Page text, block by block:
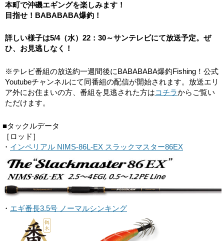
本町で沖磯エギングを楽しみます！
目指せ！BABABABA爆釣！
詳しい様子は5/4（水）22：30～サンテレビにて放送予定。ぜ
ひ、お見逃しなく！
※テレビ番組の放送約一週間後にBABABABA爆釣Fishing！公式
Youtubeチャンネルにて同番組の配信が開始されます。放送エリ
ア外にお住まいの方、番組を見逃された方はコチラからご覧い
ただけます。
■タックルデータ
［ロッド］
・ インペリアル NIMS-86L-EX スラックマスター86EX
・ エギ番長3.5号 ノーマルシンキング